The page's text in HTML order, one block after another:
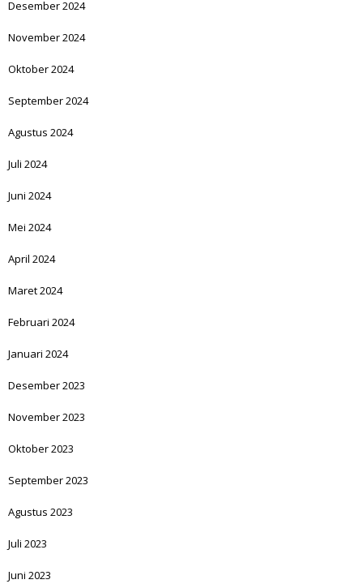
Desember 2024
November 2024
Oktober 2024
September 2024
Agustus 2024
Juli 2024
Juni 2024
Mei 2024
April 2024
Maret 2024
Februari 2024
Januari 2024
Desember 2023
November 2023
Oktober 2023
September 2023
Agustus 2023
Juli 2023
Juni 2023